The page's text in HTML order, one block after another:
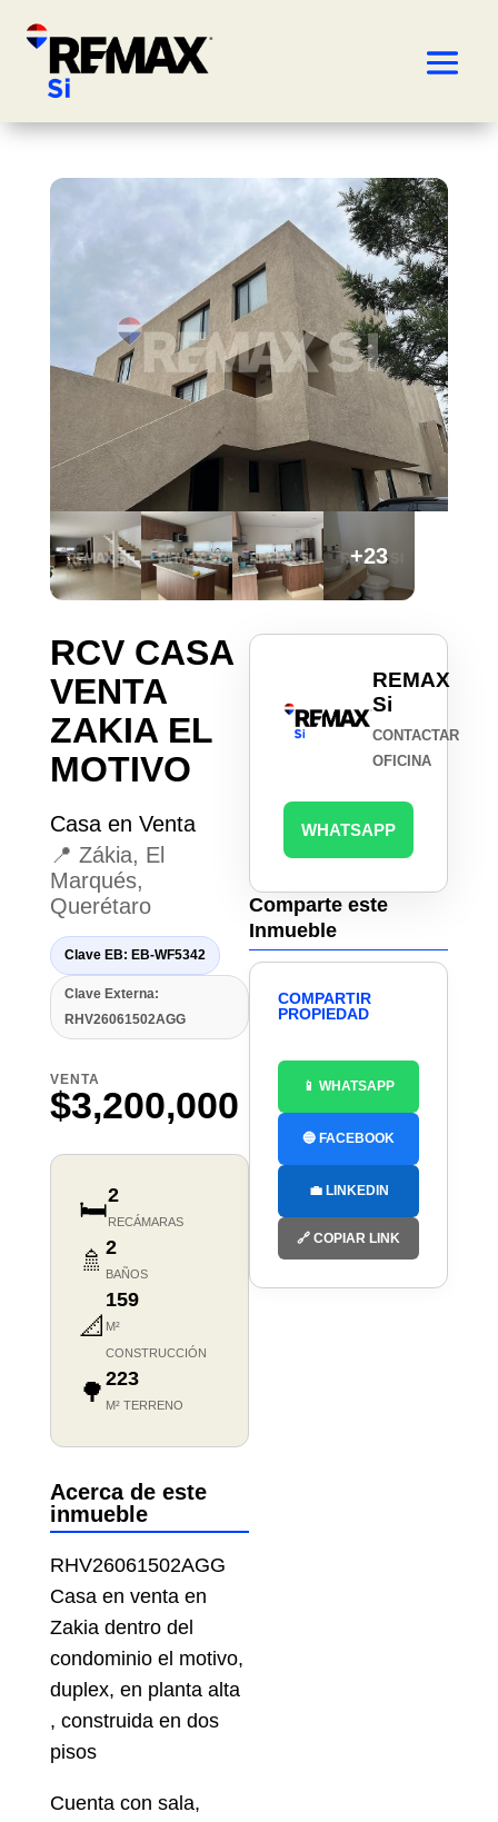
+23
RCV CASA
VENTA
ZAKIA EL
MOTIVO
Casa en Venta
📍 Zákia, El
Marqués,
Querétaro
Clave EB: EB-WF5342
Clave Externa:
RHV26061502AGG
VENTA
$3,200,000
🛏️2
RECÁMARAS
🚿 2
BAÑOS
📐
159
M²
CONSTRUCCIÓN
🌳 223
M² TERRENO
Acerca de este
inmueble
RHV26061502AGG
Casa en venta en
Zakia dentro del
condominio el motivo,
duplex, en planta alta
, construida en dos
pisos
Cuenta con sala,
REMAX
Si
CONTACTAR
OFICINA
WHATSAPP
Comparte este
Inmueble
COMPARTIR
PROPIEDAD
📱 WHATSAPP
🔵 FACEBOOK
💼 LINKEDIN
🔗 COPIAR LINK